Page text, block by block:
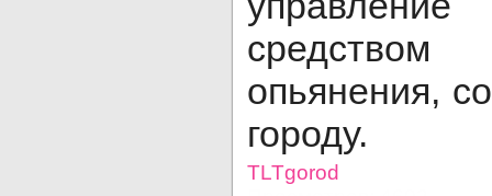
опьянения,
городу.
TLTgorod